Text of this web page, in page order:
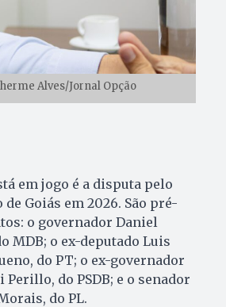
Alves/Jornal Opção
em jogo é a disputa pelo
de Goiás em 2026. São pré-
o governador Daniel
MDB; o ex-deputado Luis
do PT; o ex-governador
Perillo, do PSDB; e o senador
do PL.